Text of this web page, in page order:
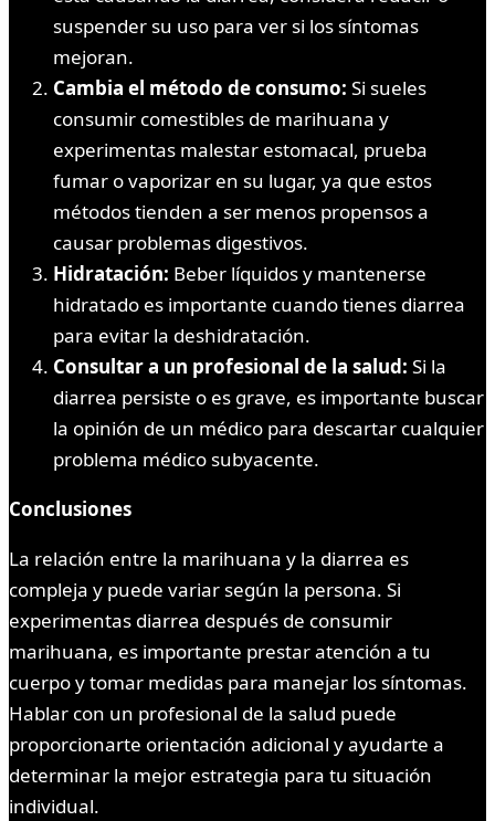
suspender su uso para ver si los síntomas
mejoran.
Cambia el método de consumo: Si sueles
consumir comestibles de marihuana y
experimentas malestar estomacal, prueba
fumar o vaporizar en su lugar, ya que estos
métodos tienden a ser menos propensos a
causar problemas digestivos.
Hidratación: Beber líquidos y mantenerse
hidratado es importante cuando tienes diarrea
para evitar la deshidratación.
Consultar a un profesional de la salud: Si la
diarrea persiste o es grave, es importante buscar
la opinión de un médico para descartar cualquier
problema médico subyacente.
Conclusiones
La relación entre la marihuana y la diarrea es
compleja y puede variar según la persona. Si
experimentas diarrea después de consumir
marihuana, es importante prestar atención a tu
cuerpo y tomar medidas para manejar los síntomas.
Hablar con un profesional de la salud puede
proporcionarte orientación adicional y ayudarte a
determinar la mejor estrategia para tu situación
individual.